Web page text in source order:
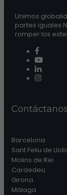
Unimos
partes
romper los
Contáctanos
Barcelona
Sant Feliu de
Molins de Rei
Cardedeu
Girona
Málaga